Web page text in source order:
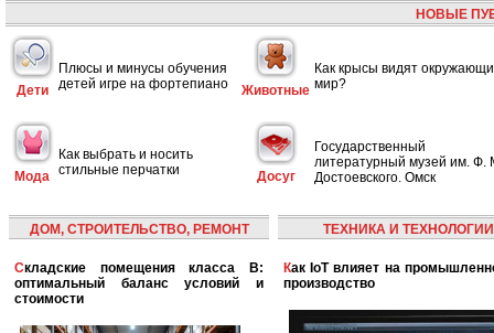
НОВЫЕ
Дети
Плюсы и минусы обучения
детей игре на фортепиано
Животные
Как крысы видят
мир?
Мода
Как выбрать и носить
стильные перчатки
Досуг
Государственный
литературный музей им. Ф.
Достоевского. Омск
ДОМ, СТРОИТЕЛЬСТВО, РЕМОНТ
Складские помещения класса B:
оптимальный баланс условий и
стоимости
ТЕХНИКА И ТЕХНОЛОГИИ
Как IoT влияет на промышленность и
производство